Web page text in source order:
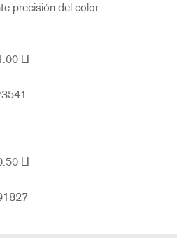
precisión del color.
LI
LI